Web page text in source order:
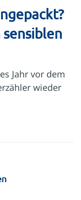
Jahr vor dem
wieder